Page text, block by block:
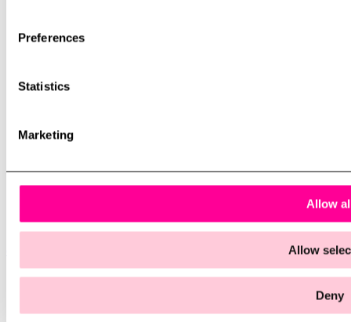
Preferences
Statistics
Marketing
Allow
Allow
Deny